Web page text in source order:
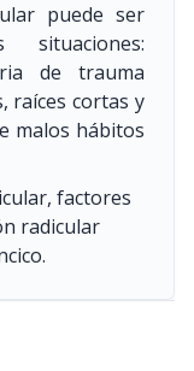
puede ser
de trauma
raíces cortas y
malos hábitos
factores
radicular